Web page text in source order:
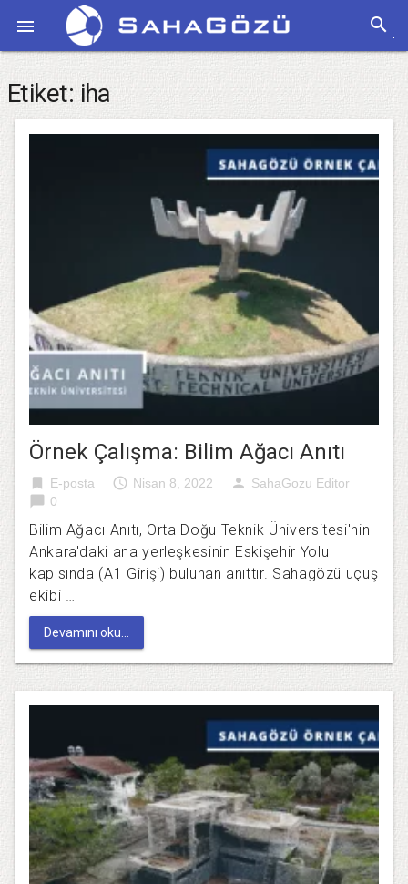
 search
Etiket: iha
Örnek Çalışma: Bilim Ağacı Anıtı
bookmark E-posta access_time Nisan 8, 2022 person SahaGozu Editor
chat_bubble 0
Bilim Ağacı Anıtı, Orta Doğu Teknik Üniversitesi'nin
Ankara'daki ana yerleşkesinin Eskişehir Yolu
kapısında (A1 Girişi) bulunan anıttır. Sahagözü uçuş
ekibi …
Devamını oku...